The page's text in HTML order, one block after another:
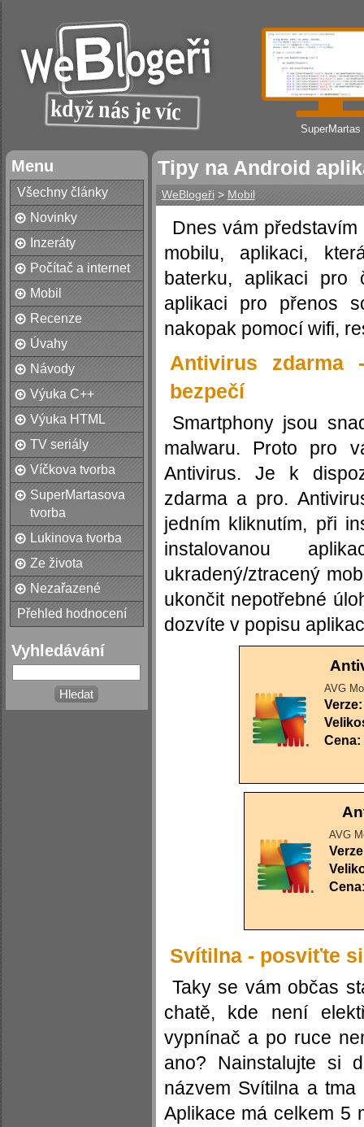
SuperMartas
Menu
Všechny články
Novinky
Inzeráty
Počítač a internet
Mobil
Recenze
Úvahy
Návody
Výuka C++
Výuka HTML
TV seriály
Víčkova tvorba
SuperMartasova
tvorba
Lukinova tvorba
Ze života
Nezařazené
Přehled hodnocení
Vyhledávání
Tipy na Android
WeBlogeři > Mobil
Dnes vám
mobilu, aplikaci,
baterku, aplikaci
aplikaci pro přenos
nakopak pomocí wifi,
Antivirus
bezpečí
Smartphony jsou
malwaru. Proto pro
Antivirus. Je k
zdarma a pro.
jedním kliknutím, při
instalovanou
ukradený/ztracený
ukončit nepotřebné
dozvíte v popisu
AVG
Verze:
Cena:
AVG
Svítilna - posviťte
Taky se vám občas
chatě, kde není
vypnínač a po ruce
ano? Nainstalujte si
názvem Svítilna a
Aplikace má celkem 5